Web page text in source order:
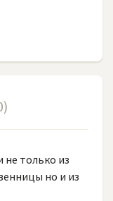
не только из
но и из